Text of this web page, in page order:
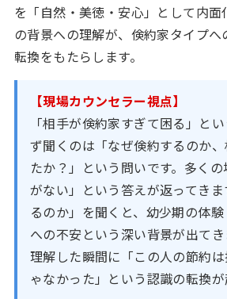
を「自然・美徳・安心」として内面
の背景への理解が、倹約家タイプ
転換をもたらします。
【現場カウンセラー視点】
「相手が倹約家すぎて困る」と
ず聞くのは「なぜ倹約するのか
たか？」という問いです。多く
がない」という答えが返ってき
るのか」を聞くと、幼少期の体
への不安という深い背景が出て
理解した瞬間に「この人の節約
ゃなかった」という認識の転換が